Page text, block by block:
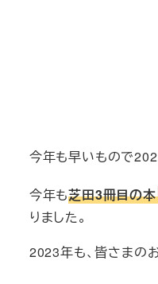
今年も早いもので
今年も芝田3冊目の本
りました。
2023年も、皆さまの